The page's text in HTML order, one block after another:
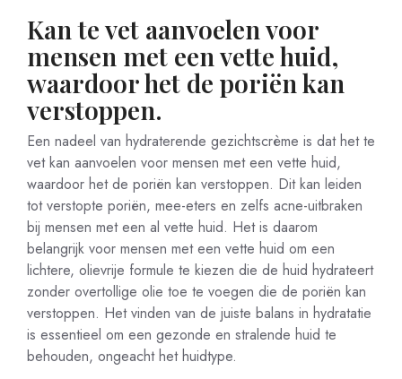
Kan te vet aanvoelen voor
mensen met een vette huid,
waardoor het de poriën kan
verstoppen.
Een nadeel van hydraterende gezichtscrème is dat het te
vet kan aanvoelen voor mensen met een vette huid,
waardoor het de poriën kan verstoppen. Dit kan leiden
tot verstopte poriën, mee-eters en zelfs acne-uitbraken
bij mensen met een al vette huid. Het is daarom
belangrijk voor mensen met een vette huid om een
lichtere, olievrije formule te kiezen die de huid hydrateert
zonder overtollige olie toe te voegen die de poriën kan
verstoppen. Het vinden van de juiste balans in hydratatie
is essentieel om een gezonde en stralende huid te
behouden, ongeacht het huidtype.